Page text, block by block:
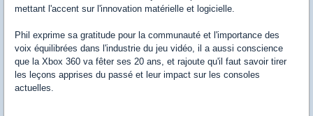
mettant l'accent sur l'innovation matérielle et logicielle.
Phil exprime sa gratitude pour la communauté et l'importance des
voix équilibrées dans l'industrie du jeu vidéo, il a aussi conscience
que la Xbox 360 va fêter ses 20 ans, et rajoute qu'il faut savoir tirer
les leçons apprises du passé et leur impact sur les consoles
actuelles.